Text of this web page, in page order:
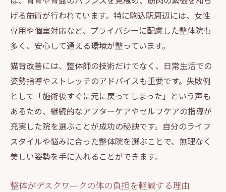
げる施術が行われています。特に駒込駅周辺には、女性
専用や個室対応など、プライバシーに配慮した整体院も
多く、安心して通える環境が整っています。
猫背改善には、整体師の技術だけでなく、日常生活での
姿勢指導やストレッチのアドバイスも重要です。失敗例
として「施術後すぐに元に戻ってしまった」という声も
あるため、継続的なアフターケアやセルフケアの指導が
充実した院を選ぶことが成功の秘訣です。自分のライフ
スタイルや悩みに合った整体院を選ぶことで、無理なく
美しい姿勢を手に入れることができます。
整体がデスクワークの体の負担を軽減する理由